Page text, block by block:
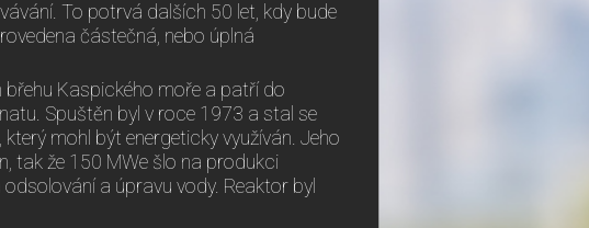
To potrvá dalších 50 let, kdy bude
částečná, nebo úplná
Kaspického moře a patří do
Spuštěn byl v roce 1973 a stal se
mohl být energeticky využíván. Jeho
tak že 150 MWe šlo na produkci
a úpravu vody. Reaktor byl